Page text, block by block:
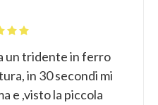
un tridente in ferro
in 30 secondi mi
e ,visto la piccola